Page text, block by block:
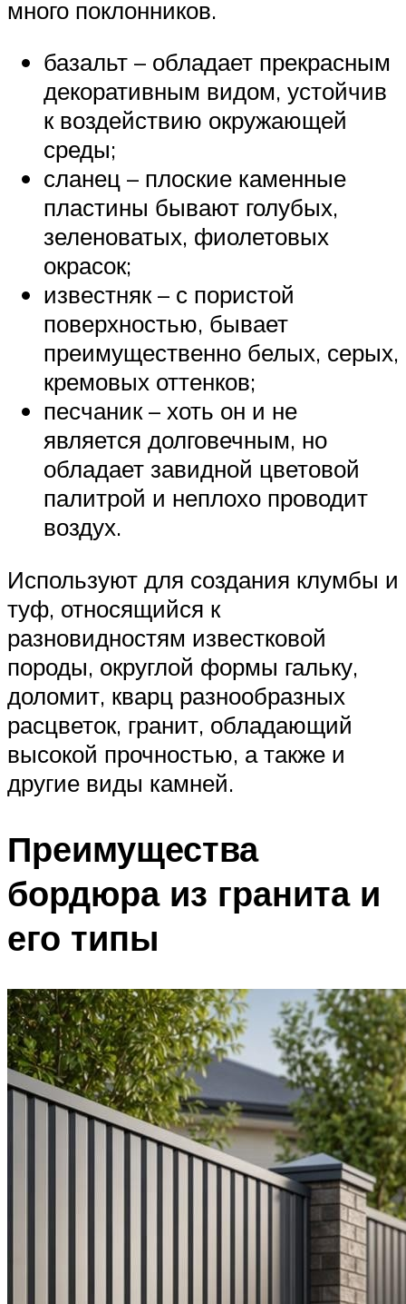
много поклонников.
базальт – обладает прекрасным
декоративным видом, устойчив
к воздействию окружающей
среды;
сланец – плоские каменные
пластины бывают голубых,
зеленоватых, фиолетовых
окрасок;
известняк – с пористой
поверхностью, бывает
преимущественно белых, серых,
кремовых оттенков;
песчаник – хоть он и не
является долговечным, но
обладает завидной цветовой
палитрой и неплохо проводит
воздух.
Используют для создания клумбы и
туф, относящийся к
разновидностям известковой
породы, округлой формы гальку,
доломит, кварц разнообразных
расцветок, гранит, обладающий
высокой прочностью, а также и
другие виды камней.
Преимущества
бордюра из гранита и
его типы